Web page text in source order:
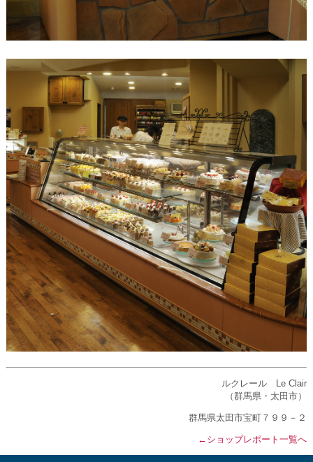
ルクレール Le Clair
（群馬県・太田市）
群馬県太田市宝町７９９－２
←ショップレポート一覧へ